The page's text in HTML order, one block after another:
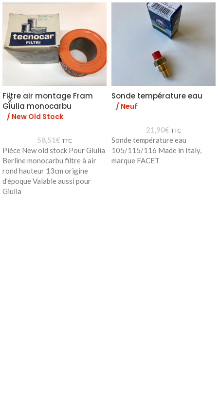
Filtre air montage Fram
Giulia monocarbu
/ New Old Stock
58,51€ TTC
Pièce New old stock Pour Giulia
Berline monocarbu filtre à air
rond hauteur 13cm origine
d’époque Valable aussi pour
Giulia
Sonde température eau
/ Neuf
21,90€ TTC
Sonde température eau
105/115/116 Made in Italy,
marque FACET